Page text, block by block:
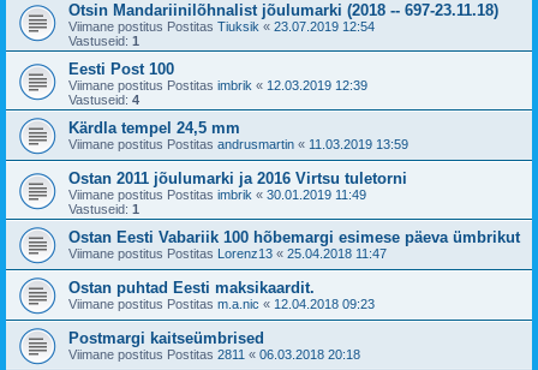
Otsin Mandariinilõhnalist jõulumarki (2018 -- 697-23.11.18)
Viimane postitus Postitas Tiuksik « 23.07.2019 12:54
Vastuseid: 1
Eesti Post 100
Viimane postitus Postitas imbrik « 12.03.2019 12:39
Vastuseid: 4
Kärdla tempel 24,5 mm
Viimane postitus Postitas andrusmartin « 11.03.2019 13:59
Ostan 2011 jõulumarki ja 2016 Virtsu tuletorni
Viimane postitus Postitas imbrik « 30.01.2019 11:49
Vastuseid: 1
Ostan Eesti Vabariik 100 hõbemargi esimese päeva ümbrikut
Viimane postitus Postitas Lorenz13 « 25.04.2018 11:47
Ostan puhtad Eesti maksikaardit.
Viimane postitus Postitas m.a.nic « 12.04.2018 09:23
Postmargi kaitseümbrised
Viimane postitus Postitas 2811 « 06.03.2018 20:18